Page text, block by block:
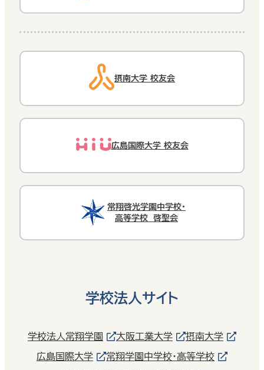
摂南大学 校友会
広島国際大学 校友会
常翔啓光学園中学校・
高等学校 啓聖会
学校法人サイト
学校法人常翔学園 大阪工業大学 摂南大学
広島国際大学 常翔学園中学校・高等学校